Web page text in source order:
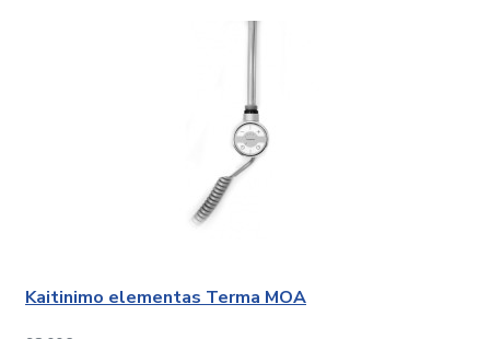
Kaitinimo elementas Terma MOA